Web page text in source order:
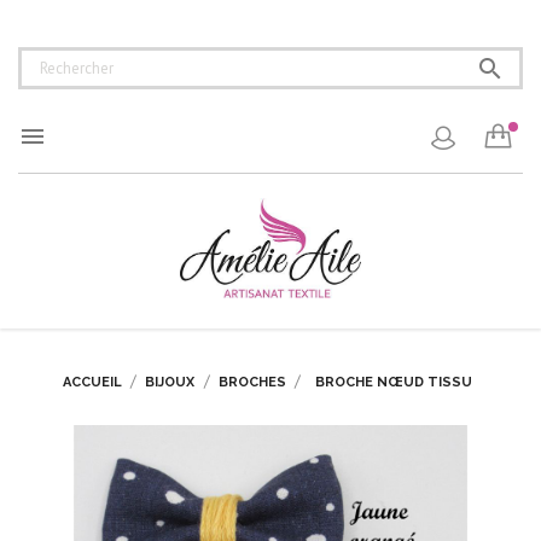


ACCUEIL BIJOUX BROCHES BROCHE NŒUD TISSU